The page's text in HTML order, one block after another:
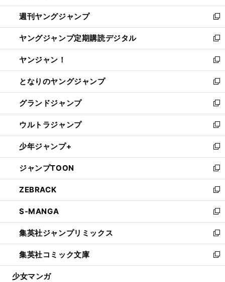
開
く
ウ
で
開
く
ン
ド
ウ
で
開
く
ウ
ィ
ン
ド
ウ
で
開
く
週刊ヤングジャンプ
新
し
い
ウ
ィ
ン
ド
ウ
で
開
く
ヤングジャンプ定期購読デジタル
新
し
い
ウ
ィ
ン
ド
ウ
で
開
く
ヤンジャン！
新
し
い
ウ
ィ
ン
ド
ウ
で
開
く
となりのヤングジャンプ
新
し
い
ウ
ィ
ン
ド
ウ
で
開
く
グランドジャンプ
新
し
い
ウ
ィ
ン
ド
ウ
で
開
く
ウルトラジャンプ
新
し
い
ウ
ィ
ン
ド
ウ
で
開
く
少年ジャンプ+
新
し
い
ウ
ィ
ン
ド
ウ
で
開
く
ジャンプTOON
新
し
い
ウ
ィ
ン
ド
ウ
で
開
ZEBRACK
新
し
い
ウ
ィ
ン
ド
ウ
S-MANGA
新
し
い
ウ
ィ
ン
集英社ジャンプリミックス
新
し
い
ウ
集英社コミック文庫
新
し
少女マンガ